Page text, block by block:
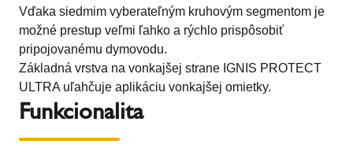
Vďaka siedmim vyberateľným kruhovým segmentom je
možné prestup veľmi ľahko a rýchlo prispôsobiť
pripojovanému dymovodu.
Základná vrstva na vonkajšej strane IGNIS PROTECT
ULTRA uľahčuje aplikáciu vonkajšej omietky.
Funkcionalita